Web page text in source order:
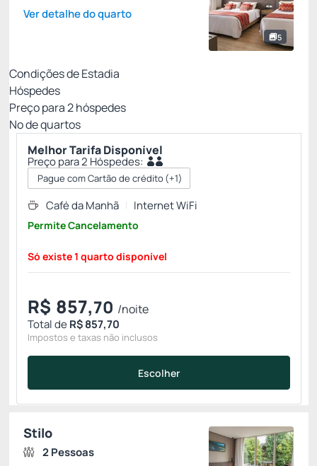
5
Ver detalhe do quarto
Condições de Estadia
Hóspedes
Preço para2hóspedes
Nº de quartos
Melhor Tarifa Disponível
Preço para 2 Hóspedes:
Pague com Cartão de crédito(+1)
Café da Manhã Internet WiFi
Permite Cancelamento
Só existe 1 quarto disponível
R$ 857,70 /noite
Total deR$ 857,70
Impostos e taxas não inclusos
Escolher
Stilo
2 Pessoas